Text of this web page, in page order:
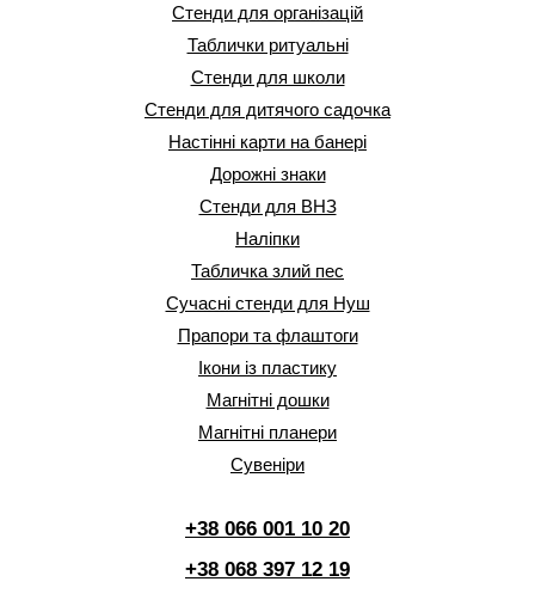
Стенди для організацій
Таблички ритуальні
Стенди для школи
Стенди для дитячого садочка
Настінні карти на банері
Дорожні знаки
Стенди для ВНЗ
Наліпки
Табличка злий пес
Сучасні стенди для Нуш
Прапори та флаштоги
Ікони із пластику
Магнітні дошки
Магнітні планери
Сувеніри
+38 066 001 10 20
+38 068 397 12 19